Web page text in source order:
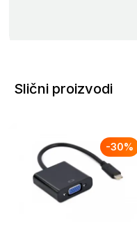
Slični proizvodi
-30%